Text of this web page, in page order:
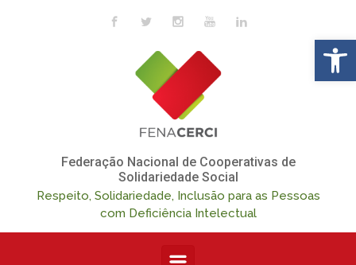
Skip to main content
Federação Nacional de Cooperativas de
Solidariedade Social
Respeito, Solidariedade, Inclusão para as Pessoas
com Deficiência Intelectual